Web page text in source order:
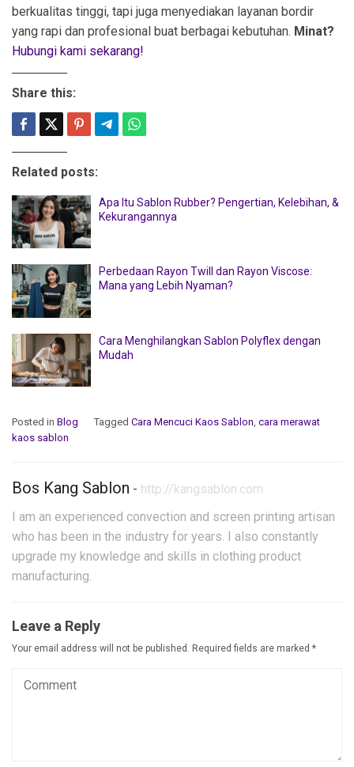
berkualitas tinggi, tapi juga menyediakan layanan bordir
yang rapi dan profesional buat berbagai kebutuhan. Minat?
Hubungi kami sekarang!
Share this:
Related posts:
Apa Itu Sablon Rubber? Pengertian, Kelebihan, &
Kekurangannya
Perbedaan Rayon Twill dan Rayon Viscose:
Mana yang Lebih Nyaman?
Cara Menghilangkan Sablon Polyflex dengan
Mudah
Posted in Blog Tagged Cara Mencuci Kaos Sablon, cara merawat
kaos sablon
Bos Kang Sablon - http://kangsablon.com
I am an experienced convection and screen printing artisan
who has been in the industry for years. I also constantly
upgrade my knowledge and skills in clothing product
manufacturing.
Leave a Reply
Your email address will not be published. Required fields are marked *